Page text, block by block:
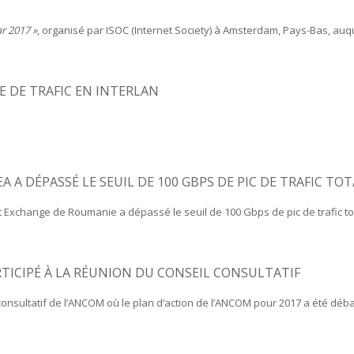
2017 », organisé par ISOC (Internet Society) à Amsterdam, Pays-Bas,
DE TRAFIC EN INTERLAN
DÉPASSÉ LE SEUIL DE 100 GBPS DE PIC DE TRAFIC
de Roumanie a dépassé le seuil de 100 Gbps de pic de trafic
À LA RÉUNION DU CONSEIL CONSULTATIF
de l’ANCOM où le plan d’action de l’ANCOM pour 2017 a été